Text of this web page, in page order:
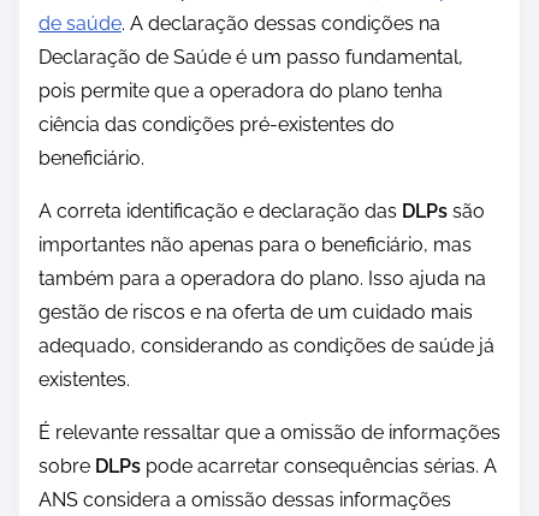
de saúde. A declaração dessas condições na
Declaração de Saúde é um passo fundamental,
pois permite que a operadora do plano tenha
ciência das condições pré-existentes do
beneficiário.
A correta identificação e declaração das DLPs são
importantes não apenas para o beneficiário, mas
também para a operadora do plano. Isso ajuda na
gestão de riscos e na oferta de um cuidado mais
adequado, considerando as condições de saúde já
existentes.
É relevante ressaltar que a omissão de informações
sobre DLPs pode acarretar consequências sérias. A
ANS considera a omissão dessas informações